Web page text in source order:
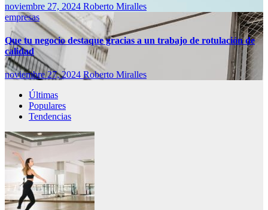
noviembre 27, 2024 Roberto Miralles
empresas
Que tu negocio destaque gracias a un trabajo de rotulación de
calidad
noviembre 27, 2024 Roberto Miralles
Últimas
Populares
Tendencias